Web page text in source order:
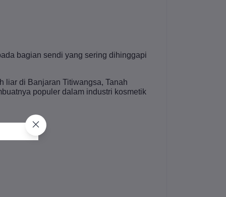
bagian sendi yang sering dihinggapi
liar di Banjaran Titiwangsa, Tanah
populer dalam industri kosmetik